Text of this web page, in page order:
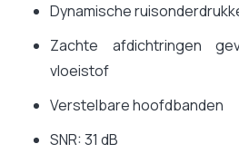
Dynamische
Zachte afdichtringen
vloeistof
Verstelbare hoofdbanden
SNR: 31 dB